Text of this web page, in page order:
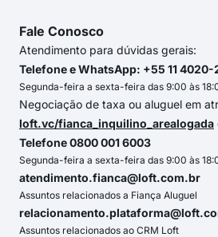
Fale Conosco
Atendimento para dúvidas gerais:
Telefone e WhatsApp: +55 11
Segunda-feira a sexta-feira das 9:00 às
Negociação de taxa ou aluguel em
loft.vc/fianca_inquilino_arealogada
Telefone 0800 001 6003
Segunda-feira a sexta-feira das 9:00 às
atendimento.fianca@loft.com.br
Assuntos relacionados a Fiança Aluguel
Assuntos relacionados ao CRM Loft